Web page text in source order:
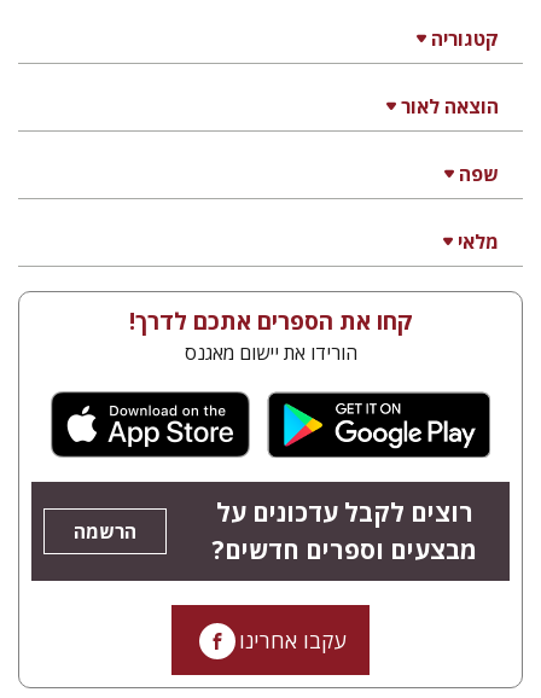
קטגוריה
הוצאה לאור
שפה
מלאי
קחו את הספרים אתכם לדרך!
הורידו את יישום מאגנס
רוצים לקבל עדכונים על
מבצעים וספרים חדשים?
הרשמה
עקבו אחרינו